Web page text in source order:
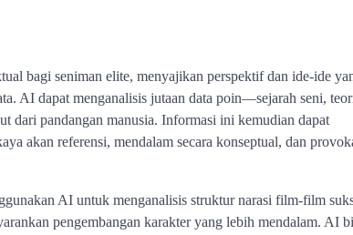
bagi seniman elite, menyajikan perspektif dan ide-ide
AI dapat menganalisis jutaan data poin—sejarah seni,
dari pandangan manusia. Informasi ini kemudian dapat
akan referensi, mendalam secara konseptual, dan
AI untuk menganalisis struktur narasi film-film
pengembangan karakter yang lebih mendalam. AI